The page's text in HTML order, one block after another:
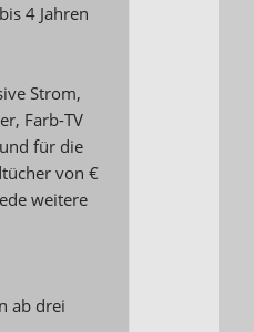
4 Jahren
Strom,
Farb-TV
für die
von €
weitere
ab drei